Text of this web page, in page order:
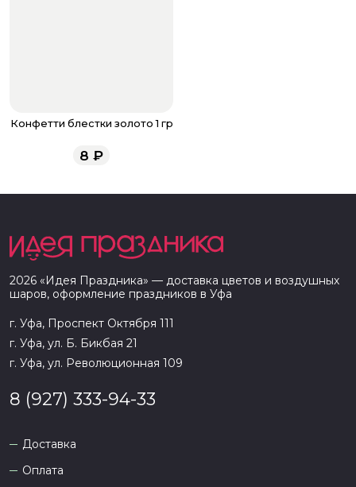
Конфетти блестки золото 1 гр
8 ₽
2026 «Идея Праздника» — доставка цветов и воздушных
шаров, оформление праздников в Уфа
г. Уфа, Проспект Октября 111
г. Уфа, ул. Б. Бикбая 21
г. Уфа, ул. Революционная 109
8 (927) 333-94-33
Доставка
Оплата